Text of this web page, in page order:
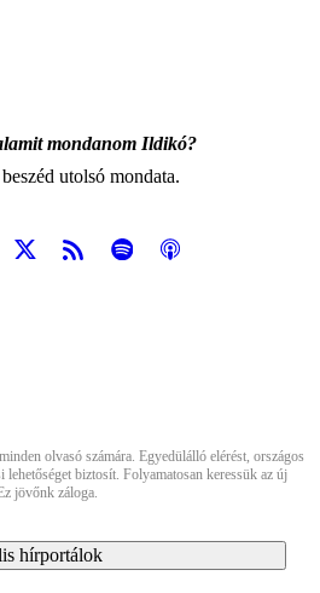
mondanom Ildikó?
utolsó mondata.
olvasó számára. Egyedülálló elérést, országos
lehetőséget biztosít. Folyamatosan keressük az új
jövőnk záloga.
hírportálok